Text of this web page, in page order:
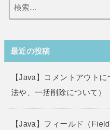
最近の投稿
【Java】コメントアウト
法や、一括削除について）
【Java】フィールド（